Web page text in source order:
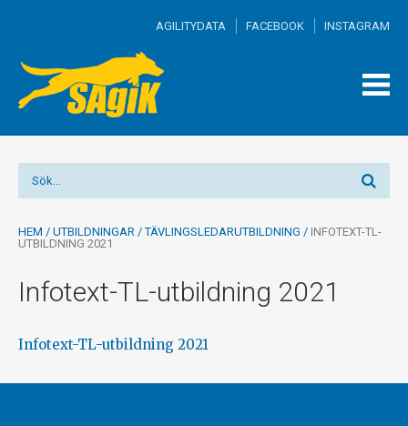
AGILITYDATA FACEBOOK INSTAGRAM
HEM / UTBILDNINGAR /TÄVLINGSLEDARUTBILDNING / INFOTEXT-TL-
UTBILDNING 2021
Infotext-TL-utbildning 2021
Infotext-TL-utbildning 2021